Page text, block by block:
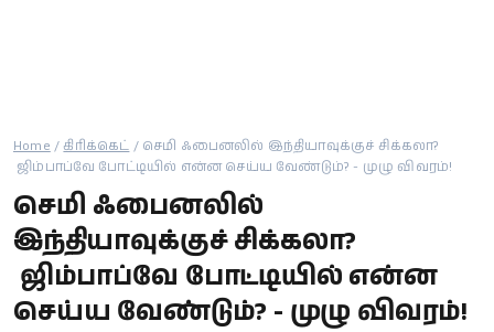
Home / கிரிக்கெட் / செமி ஃபைனலில் இந்தியாவுக்குச் சிக்கலா?
ஜிம்பாப்வே போட்டியில் என்ன செய்ய வேண்டும்? - முழு விவரம்!
செமி ஃபைனலில்
இந்தியாவுக்குச் சிக்கலா?
ஜிம்பாப்வே போட்டியில் என்ன
செய்ய வேண்டும்? - முழு விவரம்!